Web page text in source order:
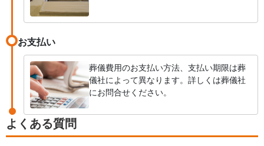
お支払い
葬儀費用のお支払い方法、支払い期限は葬
儀社によって異なります。詳しくは葬儀社
にお問合せください。
よくある質問